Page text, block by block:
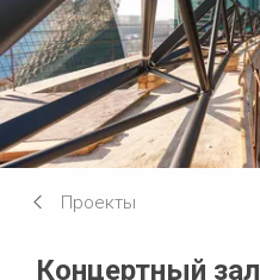
Проекты
Концертный зал
Аудитория
Строительство